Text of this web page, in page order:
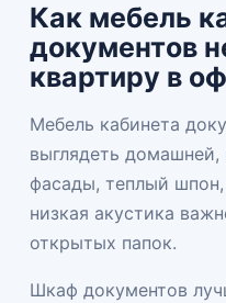
Как мебель
документов
квартиру в
Мебель кабинета
выглядеть
фасады, теплый
низкая акустика
открытых папок.
Шкаф документов